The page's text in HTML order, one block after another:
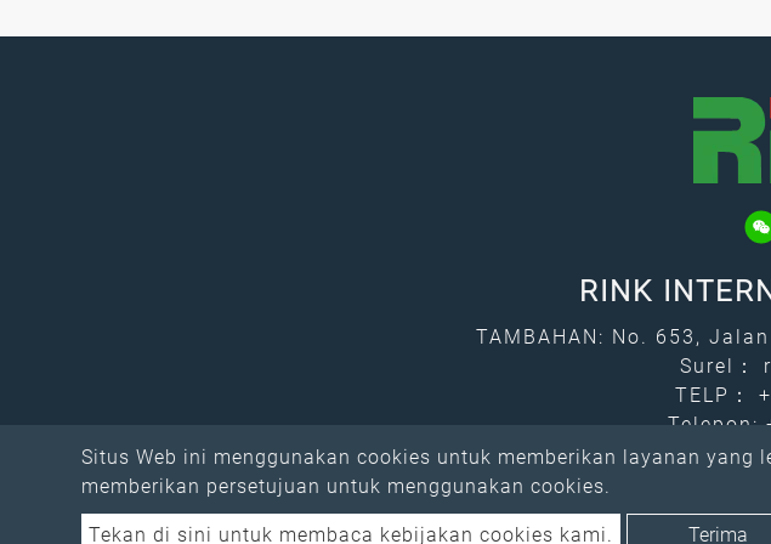
Situs Web ini menggunakan cookies untuk memberikan layanan
memberikan persetujuan untuk menggunakan cookies.
Tekan di sini untuk membaca kebijakan cookies kami. Terima
RINK
TAMBAHAN: No. 653,
Surel：
TELP：
Telepon: